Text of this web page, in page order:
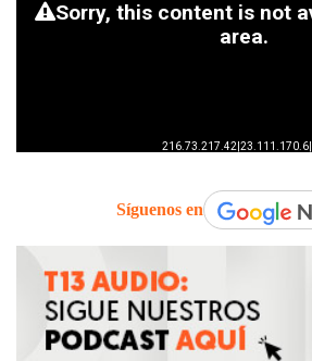
Síguenos en